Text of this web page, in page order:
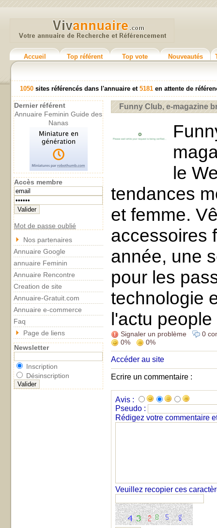
Accueil Top référent Top vote Nouveautés
1050 sites référencés dans l'annuaire et 5181 en attente de
Dernier référent
Annuaire Feminin Guide des
Nanas
Accès membre
Mot de passe oublié
Nos partenaires
Annuaire Google
annuaire Feminin
Annuaire Rencontre
Creation de site
Annuaire-Gratuit.com
Annuaire e-commerce
Faq
Page de liens
Newsletter
Inscription
Désinscription
Funny Club, e-magazine
le
tendances
et femme.
accessoires
année, une
pour les
technologie
l'actu people
Signaler un problème
0
0%
0%
Accéder au site
Ecrire un commentaire :
Avis :
Pseudo :
Rédigez votre commentaire
Veuillez recopier ces